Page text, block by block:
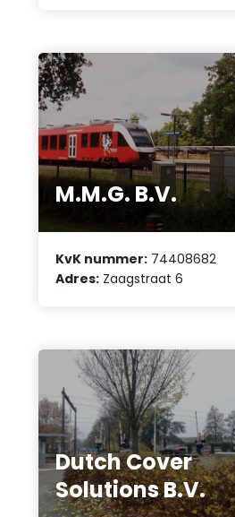
M.M.G. B.V.
KvK nummer: 74408682
Adres: Zaagstraat 6
Dutch Cover
Solutions B.V.